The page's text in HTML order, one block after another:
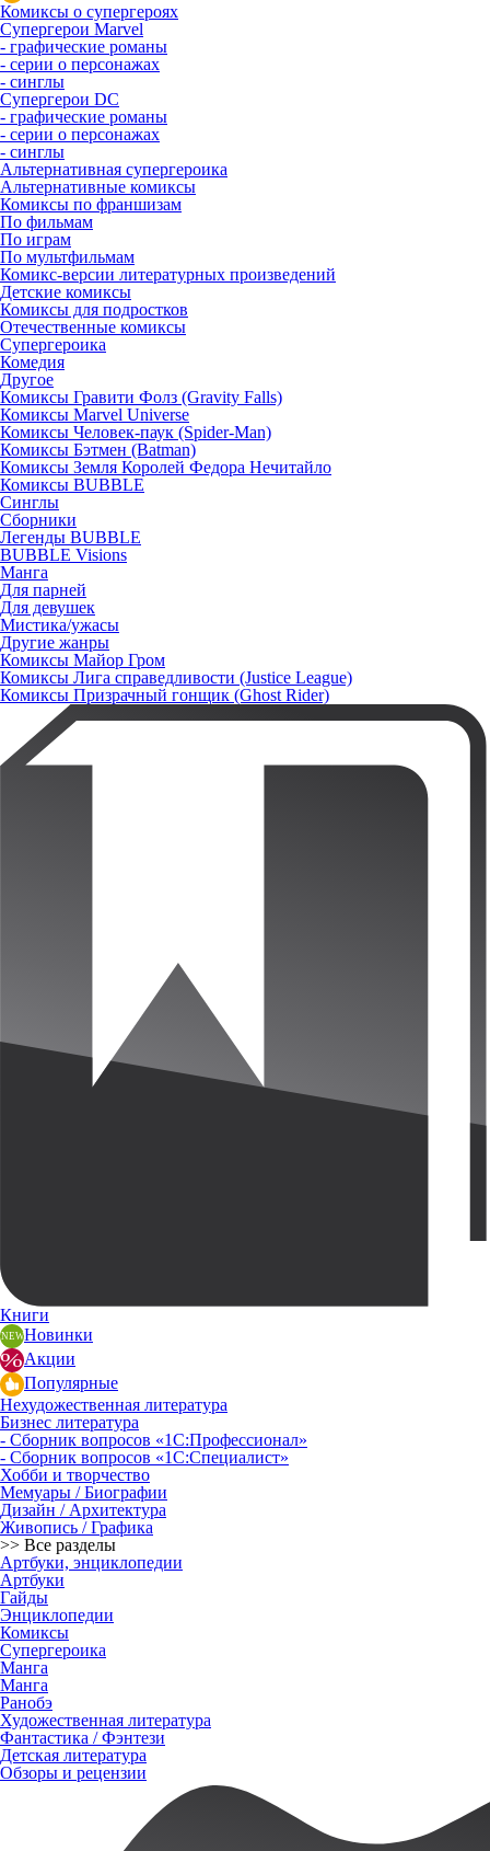
Комиксы о супергероях
Супергерои Marvel
- графические романы
- серии о персонажах
- синглы
Супергерои DC
- графические романы
- серии о персонажах
- синглы
Альтернативная супергероика
Альтернативные комиксы
Комиксы по франшизам
По фильмам
По играм
По мультфильмам
Комикс-версии литературных произведений
Детские комиксы
Комиксы для подростков
Отечественные комиксы
Супергероика
Комедия
Другое
Комиксы Гравити Фолз (Gravity Falls)
Комиксы Marvel Universe
Комиксы Человек-паук (Spider-Man)
Комиксы Бэтмен (Batman)
Комиксы Земля Королей Федора Нечитайло
Комиксы BUBBLE
Синглы
Сборники
Легенды BUBBLE
BUBBLE Visions
Манга
Для парней
Для девушек
Мистика/ужасы
Другие жанры
Комиксы Майор Гром
Комиксы Лига справедливости (Justice League)
Комиксы Призрачный гонщик (Ghost Rider)
Книги
Новинки
Акции
Популярные
Нехудожественная литература
Бизнес литература
- Сборник вопросов «1С:Профессионал»
- Сборник вопросов «1С:Специалист»
Хобби и творчество
Мемуары / Биографии
Дизайн / Архитектура
Живопись / Графика
>> Все разделы
Артбуки, энциклопедии
Артбуки
Гайды
Энциклопедии
Комиксы
Супергероика
Манга
Манга
Ранобэ
Художественная литература
Фантастика / Фэнтези
Детская литература
Обзоры и рецензии